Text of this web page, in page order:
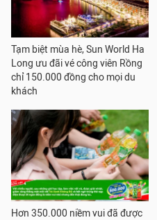
Tạm biệt mùa hè, Sun World Ha
Long ưu đãi vé công viên Rồng
chỉ 150.000 đồng cho mọi du
khách
Hơn 350.000 niềm vui đã được